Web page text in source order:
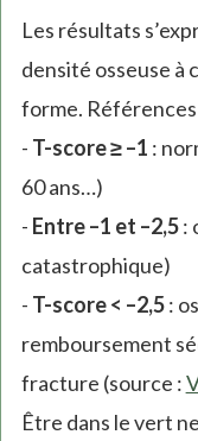
Les résultats
densité osseuse à
forme. Références
- T-score ≥ –1 :
60 ans…)
- Entre –1 et –2,5:
catastrophique)
- T-score < –2,5:
remboursement
fracture (source :
Être dans le vert